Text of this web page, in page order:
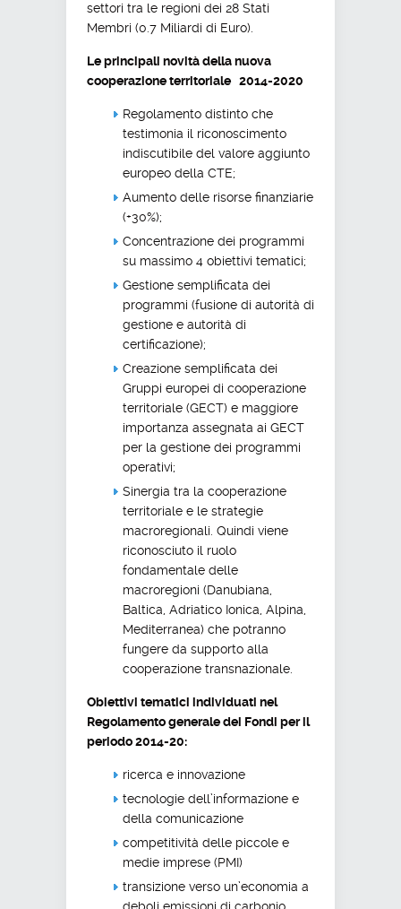
settori tra le regioni dei 28 Stati
Membri (0.7 Miliardi di Euro).
Le principali novità della nuova
cooperazione territoriale 2014-2020
Regolamento distinto che
testimonia il riconoscimento
indiscutibile del valore aggiunto
europeo della CTE;
Aumento delle risorse finanziarie
(+30%);
Concentrazione dei programmi
su massimo 4 obiettivi tematici;
Gestione semplificata dei
programmi (fusione di autorità di
gestione e autorità di
certificazione);
Creazione semplificata dei
Gruppi europei di cooperazione
territoriale (GECT) e maggiore
importanza assegnata ai GECT
per la gestione dei programmi
operativi;
Sinergia tra la cooperazione
territoriale e le strategie
macroregionali. Quindi viene
riconosciuto il ruolo
fondamentale delle
macroregioni (Danubiana,
Baltica, Adriatico Ionica, Alpina,
Mediterranea) che potranno
fungere da supporto alla
cooperazione transnazionale.
Obiettivi tematici individuati nel
Regolamento generale dei Fondi per il
periodo 2014-20:
ricerca e innovazione
tecnologie dell’informazione e
della comunicazione
competitività delle piccole e
medie imprese (PMI)
transizione verso un’economia a